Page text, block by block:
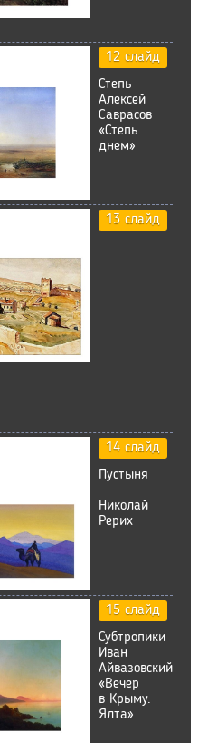
12 слайд
Степь
Алексей
Саврасов
«Степь
днем»
13 слайд
14 слайд
Пустыня
Николай
Рерих
15 слайд
Субтропики
Иван
Айвазовский
«Вечер
в Крыму.
Ялта»